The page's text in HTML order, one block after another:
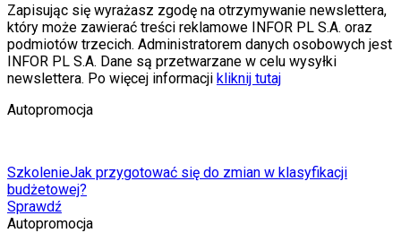
Zapisując się wyrażasz zgodę na otrzymywanie newslettera,
który może zawierać treści reklamowe INFOR PL S.A. oraz
podmiotów trzecich. Administratorem danych osobowych jest
INFOR PL S.A. Dane są przetwarzane w celu wysyłki
newslettera. Po więcej informacji kliknij tutaj
Autopromocja
SzkolenieJak przygotować się do zmian w klasyfikacji
budżetowej?
Sprawdź
Autopromocja